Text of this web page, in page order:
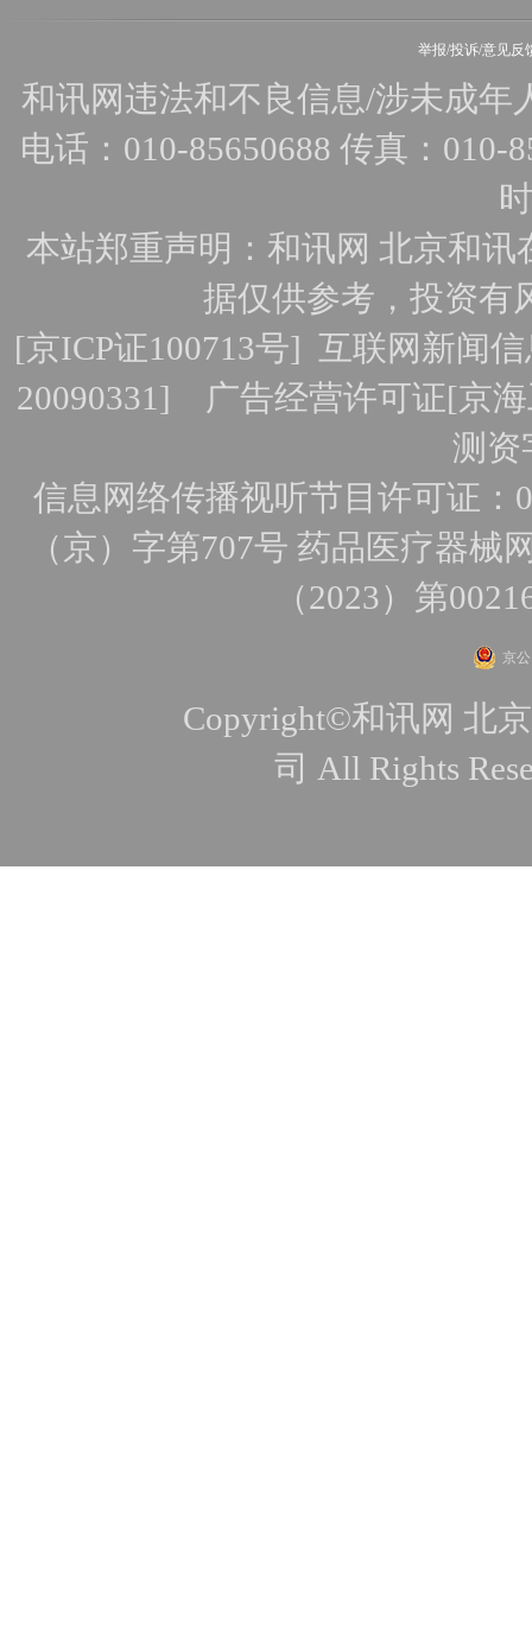
举报/投诉/意见反
和讯网违法和不良信息/涉未成年
电话：010-85650688 传真：010-
本站郑重声明：和讯网 北京和
据仅供参考，投资有
[京ICP证100713号]互联网新闻
20090331] 广告经营许可证[京
测资
信息网络传播视听节目许可证：
（京）字第707号 药品医疗器械
（2023）第
京
Copyright©和讯网 北
司 All Rights